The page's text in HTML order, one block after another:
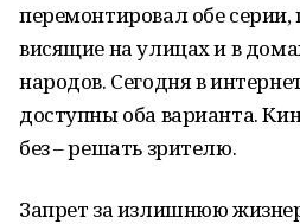
перемонтировал обе серии,
висящие на улицах и в
народов. Сегодня в
доступны оба варианта.
без – решать зрителю.
Запрет за излишнюю